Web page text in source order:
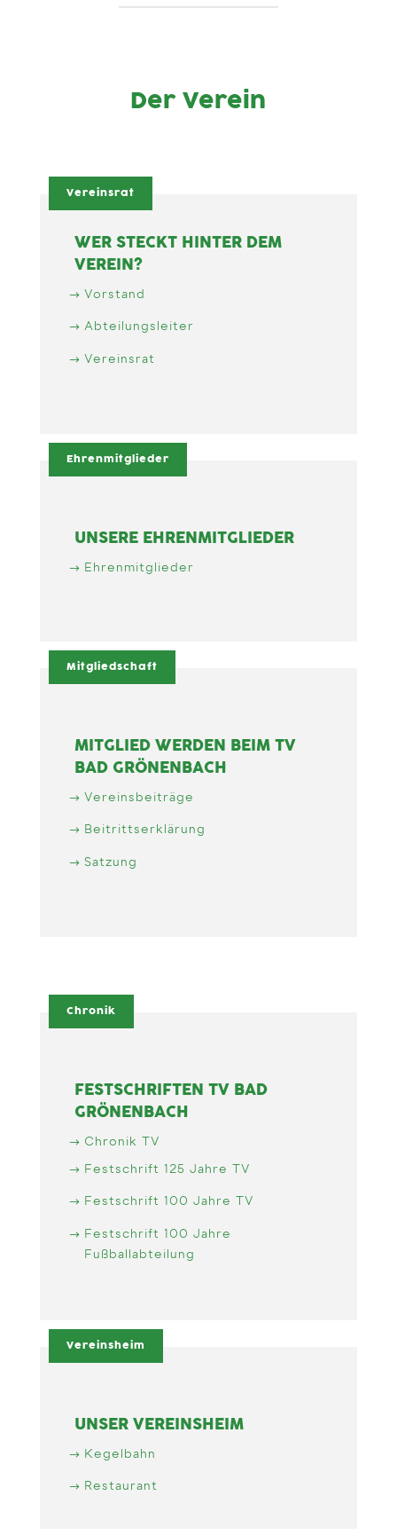
Der Verein
Vereinsrat
WER STECKT HINTER DEM
VEREIN?
Vorstand
Abteilungsleiter
Vereinsrat
Ehrenmitglieder
UNSERE EHRENMITGLIEDER
Ehrenmitglieder
Mitgliedschaft
MITGLIED WERDEN BEIM TV
BAD GRÖNENBACH
Vereinsbeiträge
Beitrittserklärung
Satzung
Chronik
FESTSCHRIFTEN TV BAD
GRÖNENBACH
Chronik TV
Festschrift 125 Jahre TV
Festschrift 100 Jahre TV
Festschrift 100 Jahre
Fußballabteilung
Vereinsheim
UNSER VEREINSHEIM
Kegelbahn
Restaurant